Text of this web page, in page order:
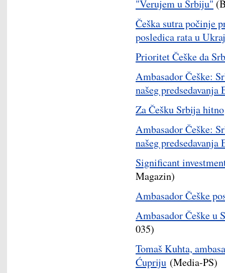
"Verujem u Srbiju"
Češka sutra počinje
posledica rata u
Prioritet Češke da
Ambasador Češke:
našeg predsedavanja
Za Češku Srbija hitno
Ambasador Češke:
našeg predsedavanja
Significant
Magazin)
Ambasador Češke
Ambasador Češke u
035)
Tomaš Kuhta,
Ćupriju (Media-PS)